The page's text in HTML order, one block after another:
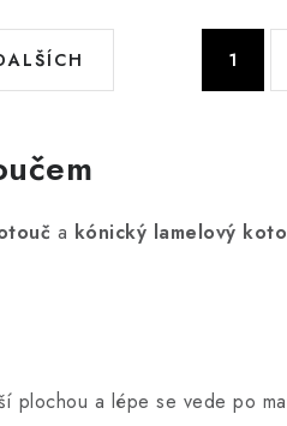
S
o
1
a kónický lamelový
plochou a lépe se vede po